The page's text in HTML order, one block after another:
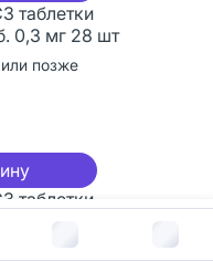
таблетки
0,3 мг 28 шт
позже
таблетки
позже